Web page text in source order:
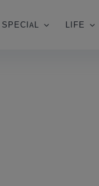
SPECIAL LIFE